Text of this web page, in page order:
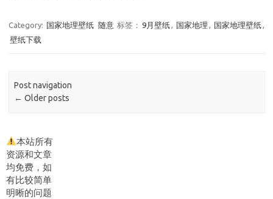
Category: 国家地理壁纸 随意 标签： 9月壁纸, 国家地理 , 国家地理壁纸,
壁纸下载
Post navigation
← Older posts
本站所有
资源和文章
均免费，如
有比较简单
明晰的问题